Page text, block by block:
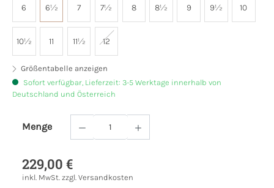
6 6½ 7 7½ 8 8½ 9 9½ 10
10½ 11 11½ 12
Größentabelle anzeigen
Sofort verfügbar, Lieferzeit: 3-5 Werktage innerhalb von
Deutschland und Österreich
Menge
Produkt Anzahl: Gib den gewünschten
229,00 €
inkl. MwSt. zzgl. Versandkosten